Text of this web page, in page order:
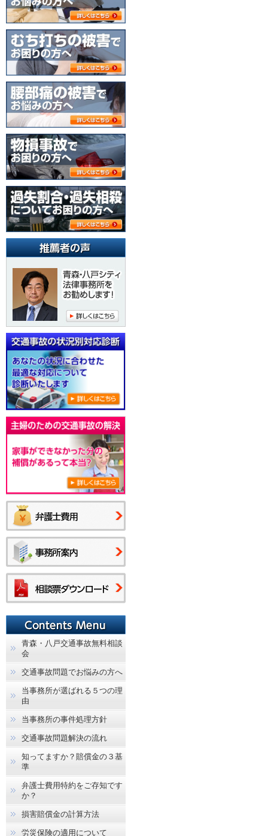
青森・八戸交通事故無料相談
会
交通事故問題でお悩みの方へ
当事務所が選ばれる５つの理
由
当事務所の事件処理方針
交通事故問題解決の流れ
知ってますか？賠償金の３基
準
弁護士費用特約をご存知です
か？
損害賠償金の計算方法
労災保険の適用について